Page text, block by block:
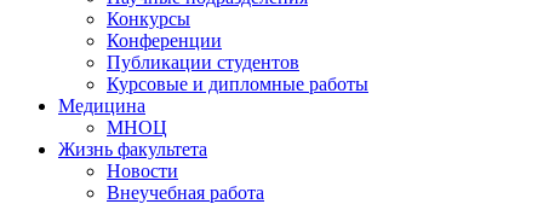
Конкурсы
Конференции
Публикации студентов
Курсовые и дипломные работы
Медицина
МНОЦ
Жизнь факультета
Новости
Внеучебная работа